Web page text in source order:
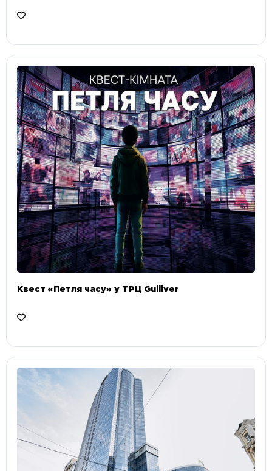
Квест «Петля часу» у ТРЦ Gulliver